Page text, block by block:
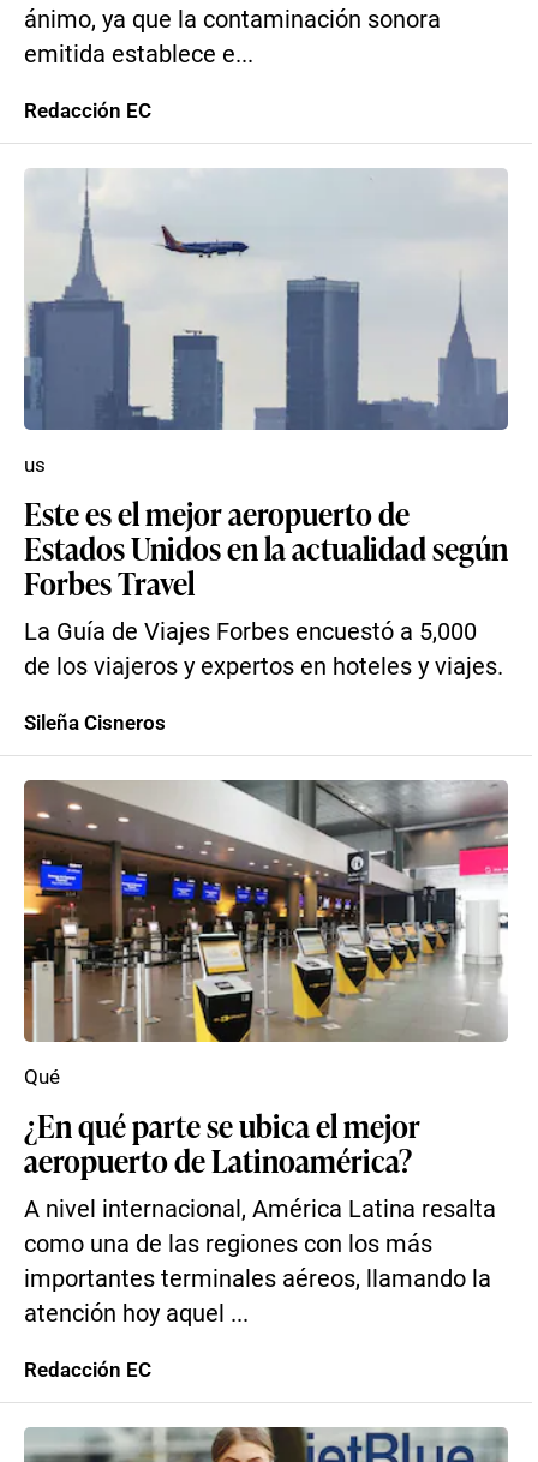
ánimo, ya que la contaminación sonora
emitida establece e...
Redacción EC
Este es el mejor aeropuerto de
Estados Unidos en la actualidad según
Forbes Travel
La Guía de Viajes Forbes encuestó a 5,000
de los viajeros y expertos en hoteles y viajes.
us
Sileña Cisneros
¿En qué parte se ubica el mejor
aeropuerto de Latinoamérica?
A nivel internacional, América Latina resalta
como una de las regiones con los más
importantes terminales aéreos, llamando la
atención hoy aquel ...
Qué
Redacción EC